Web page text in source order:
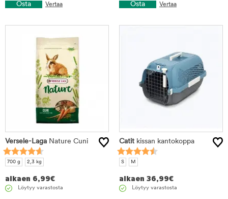
Osta Vertaa Osta Vertaa
Versele-Laga Nature Cuni
700 g 2,3 kg
alkaen 6,99€
Löytyy varastosta
Catit kissan kantokoppa
S M
alkaen 36,99€
Löytyy varastosta